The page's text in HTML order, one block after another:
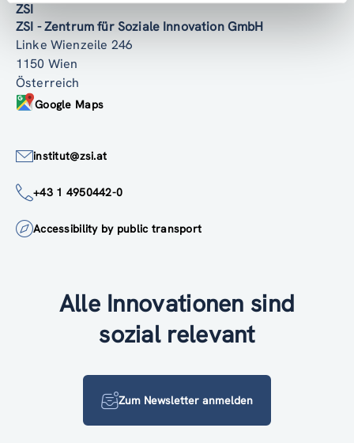
ZSI
ZSI - Zentrum für Soziale Innovation GmbH
Linke Wienzeile 246
1150 Wien
Österreich
Google Maps
institut@zsi.at
+43 1 4950442-0
Accessibility by public transport
Alle Innovationen sind
sozial relevant
Zum Newsletter anmelden